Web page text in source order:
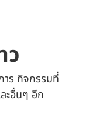
ว
าร กิจกรรมที่
ะอื่นๆ อีก